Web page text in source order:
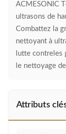
ACMESONIC
ultrasons de
Combattez la
nettoyant à
lutte contreles
le nettoyage
Attributs